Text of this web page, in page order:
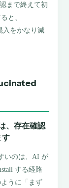
まで終えて初
と、
入をかなり減
、存在確認
す
いのは、AI が
する経路
うに「まず